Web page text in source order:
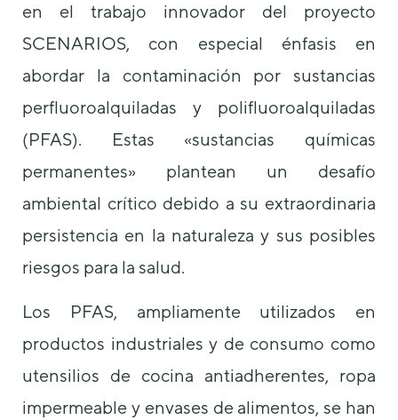
en el trabajo innovador del proyecto
SCENARIOS, con especial énfasis en
abordar la contaminación por sustancias
perfluoroalquiladas y polifluoroalquiladas
(PFAS). Estas «sustancias químicas
permanentes» plantean un desafío
ambiental crítico debido a su extraordinaria
persistencia en la naturaleza y sus posibles
riesgos para la salud.
Los PFAS, ampliamente utilizados en
productos industriales y de consumo como
utensilios de cocina antiadherentes, ropa
impermeable y envases de alimentos, se han
Son
para que
web.
Estadísticas
podamos
mejorar la
y estructura
web.
Experiencia
Para que
nuestra web